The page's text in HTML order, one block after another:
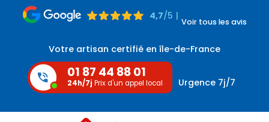
4,7/5 |
Voir tous les avis
Votre artisan certifié en île-de-France
01 87 44 88 01
24h/7j Prix d'un appel local Urgence 7j/7